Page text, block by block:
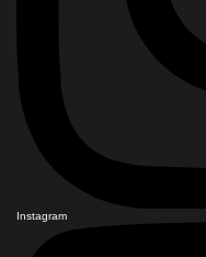
Instagram